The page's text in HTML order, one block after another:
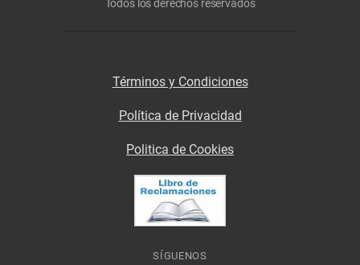
Todos los derechos reservados
Términos y Condiciones
Política de Privacidad
Politica de Cookies
SÍGUENOS